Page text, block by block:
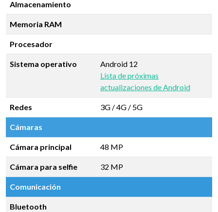
Almacenamiento
Memoria RAM
Procesador
Sistema operativo
Android 12
Lista de próximas
actualizaciones de Android
Redes 3G / 4G / 5G
Cámaras
Cámara principal 48 MP
Cámara para selfie 32 MP
Comunicación
Bluetooth